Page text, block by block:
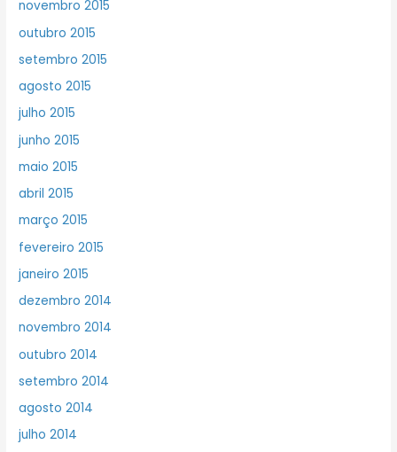
novembro 2015
outubro 2015
setembro 2015
agosto 2015
julho 2015
junho 2015
maio 2015
abril 2015
março 2015
fevereiro 2015
janeiro 2015
dezembro 2014
novembro 2014
outubro 2014
setembro 2014
agosto 2014
julho 2014